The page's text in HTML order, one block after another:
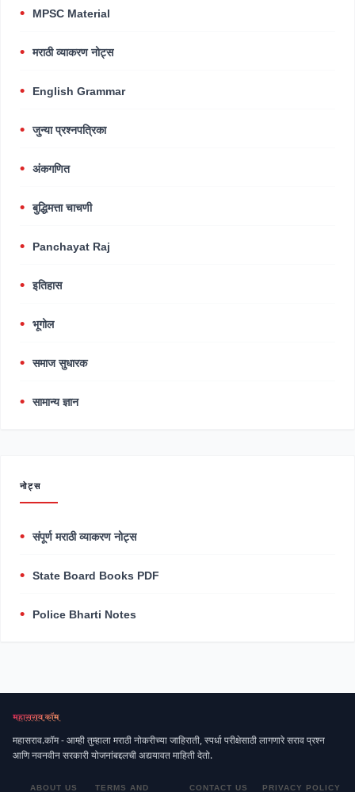
MPSC Material
मराठी व्याकरण नोट्स
English Grammar
जुन्या प्रश्नपत्रिका
अंकगणित
बुद्धिमत्ता चाचणी
Panchayat Raj
इतिहास
भूगोल
समाज सुधारक
सामान्य ज्ञान
नोट्स
संपूर्ण मराठी व्याकरण नोट्स
State Board Books PDF
Police Bharti Notes
महासराव.कॉम - आम्ही तुम्हाला मराठी नोकरीच्या जाहिराती, स्पर्धा परीक्षेसाठी लागणारे सराव प्रश्न
आणि नवनवीन सरकारी योजनांबद्दलची अद्ययावत माहिती देतो.
ABOUT US TERMS AND CONTACT US PRIVACY POLICY